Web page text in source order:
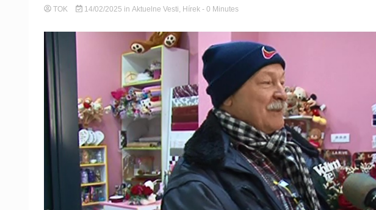
TOK 14/02/2025 in Aktuelne Vesti Hírek - 0 Minutes